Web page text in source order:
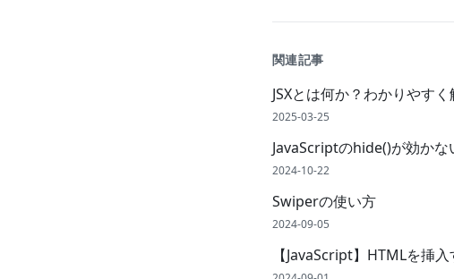
関連記事
JSXとは何か？わかりやす
2025-03-25
JavaScriptのhide()が効か
2024-10-22
Swiperの使い方
2024-09-05
【JavaScript】HTMLを挿入